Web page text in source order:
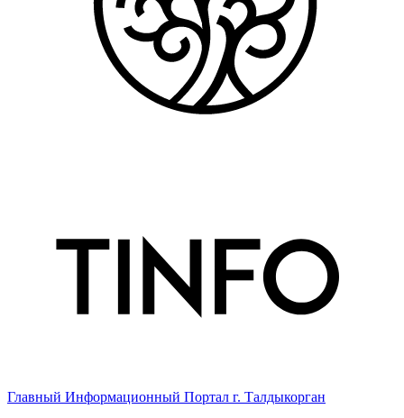
Главный Информационный Портал г. Талдыкорган